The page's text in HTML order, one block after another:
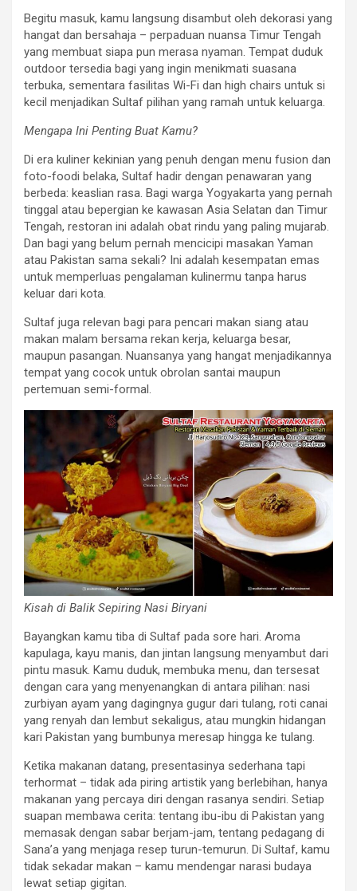
Begitu masuk, kamu langsung disambut oleh dekorasi yang
hangat dan bersahaja – perpaduan nuansa Timur Tengah
yang membuat siapa pun merasa nyaman. Tempat duduk
outdoor tersedia bagi yang ingin menikmati suasana
terbuka, sementara fasilitas Wi-Fi dan high chairs untuk si
kecil menjadikan Sultaf pilihan yang ramah untuk keluarga.
Mengapa Ini Penting Buat Kamu?
Di era kuliner kekinian yang penuh dengan menu fusion dan
foto-foodi belaka, Sultaf hadir dengan penawaran yang
berbeda: keaslian rasa. Bagi warga Yogyakarta yang pernah
tinggal atau bepergian ke kawasan Asia Selatan dan Timur
Tengah, restoran ini adalah obat rindu yang paling mujarab.
Dan bagi yang belum pernah mencicipi masakan Yaman
atau Pakistan sama sekali? Ini adalah kesempatan emas
untuk memperluas pengalaman kulinermu tanpa harus
keluar dari kota.
Sultaf juga relevan bagi para pencari makan siang atau
makan malam bersama rekan kerja, keluarga besar,
maupun pasangan. Nuansanya yang hangat menjadikannya
tempat yang cocok untuk obrolan santai maupun
pertemuan semi-formal.
Kisah di Balik Sepiring Nasi Biryani
Bayangkan kamu tiba di Sultaf pada sore hari. Aroma
kapulaga, kayu manis, dan jintan langsung menyambut dari
pintu masuk. Kamu duduk, membuka menu, dan tersesat
dengan cara yang menyenangkan di antara pilihan: nasi
zurbiyan ayam yang dagingnya gugur dari tulang, roti canai
yang renyah dan lembut sekaligus, atau mungkin hidangan
kari Pakistan yang bumbunya meresap hingga ke tulang.
Ketika makanan datang, presentasinya sederhana tapi
terhormat – tidak ada piring artistik yang berlebihan, hanya
makanan yang percaya diri dengan rasanya sendiri. Setiap
suapan membawa cerita: tentang ibu-ibu di Pakistan yang
memasak dengan sabar berjam-jam, tentang pedagang di
Sana’a yang menjaga resep turun-temurun. Di Sultaf, kamu
tidak sekadar makan – kamu mendengar narasi budaya
lewat setiap gigitan.